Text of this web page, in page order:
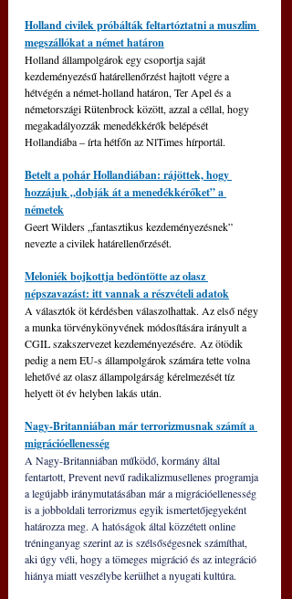
Holland civilek próbálták feltartóztatni a muszlim
megszállókat a német határon
Holland állampolgárok egy csoportja saját
kezdeményezésű határellenőrzést hajtott végre a
hétvégén a német-holland határon, Ter Apel és a
németországi Rütenbrock között, azzal a céllal, hogy
megakadályozzák menedékkérők belépését
Hollandiába – írta hétfőn az NlTimes hírportál.
Betelt a pohár Hollandiában: rájöttek, hogy
hozzájuk „dobják át a menedékkérőket” a
németek
Geert Wilders „fantasztikus kezdeményezésnek”
nevezte a civilek határellenőrzését.
Meloniék bojkottja bedöntötte az olasz
népszavazást: itt vannak a részvételi adatok
A választók öt kérdésben válaszolhattak. Az első négy
a munka törvénykönyvének módosítására irányult a
CGIL szakszervezet kezdeményezésére. Az ötödik
pedig a nem EU-s állampolgárok számára tette volna
lehetővé az olasz állampolgárság kérelmezését tíz
helyett öt év helyben lakás után.
Nagy-Britanniában már terrorizmusnak számít a
migrációellenesség
A Nagy-Britanniában működő, kormány által
fentartott, Prevent nevű radikalizmusellenes programja
a legújabb iránymutatásában már a migrációellenesség
is a jobboldali terrorizmus egyik ismertetőjegyeként
határozza meg. A hatóságok által közzétett online
tréninganyag szerint az is szélsőségesnek számíthat,
aki úgy véli, hogy a tömeges migráció és az integráció
hiánya miatt veszélybe kerülhet a nyugati kultúra.